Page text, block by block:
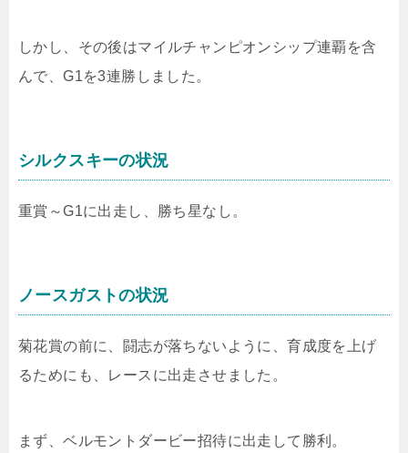
しかし、その後はマイルチャンピオンシップ連覇を含
んで、G1を3連勝しました。
シルクスキーの状況
重賞～G1に出走し、勝ち星なし。
ノースガストの状況
菊花賞の前に、闘志が落ちないように、育成度を上げ
るためにも、レースに出走させました。
まず、ベルモントダービー招待に出走して勝利。